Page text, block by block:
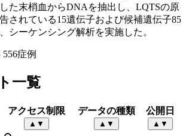
た末梢血からDNAを抽出し、LQTSの原
されている15遺伝子および候補遺伝子85
シーケンシング解析を実施した。
症例
一覧
アクセス制限
▲ ▼
データの種類
▲ ▼
公開日
▲ ▼